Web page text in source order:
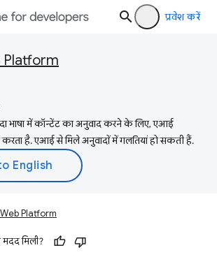
प्रवेश करें
Platform
भाषा में कॉन्टेंट का अनुवाद करने के लिए, एआई
है. एआई से मिले अनुवादों में गलतियां हो सकती हैं.
Web Platform
मिली?